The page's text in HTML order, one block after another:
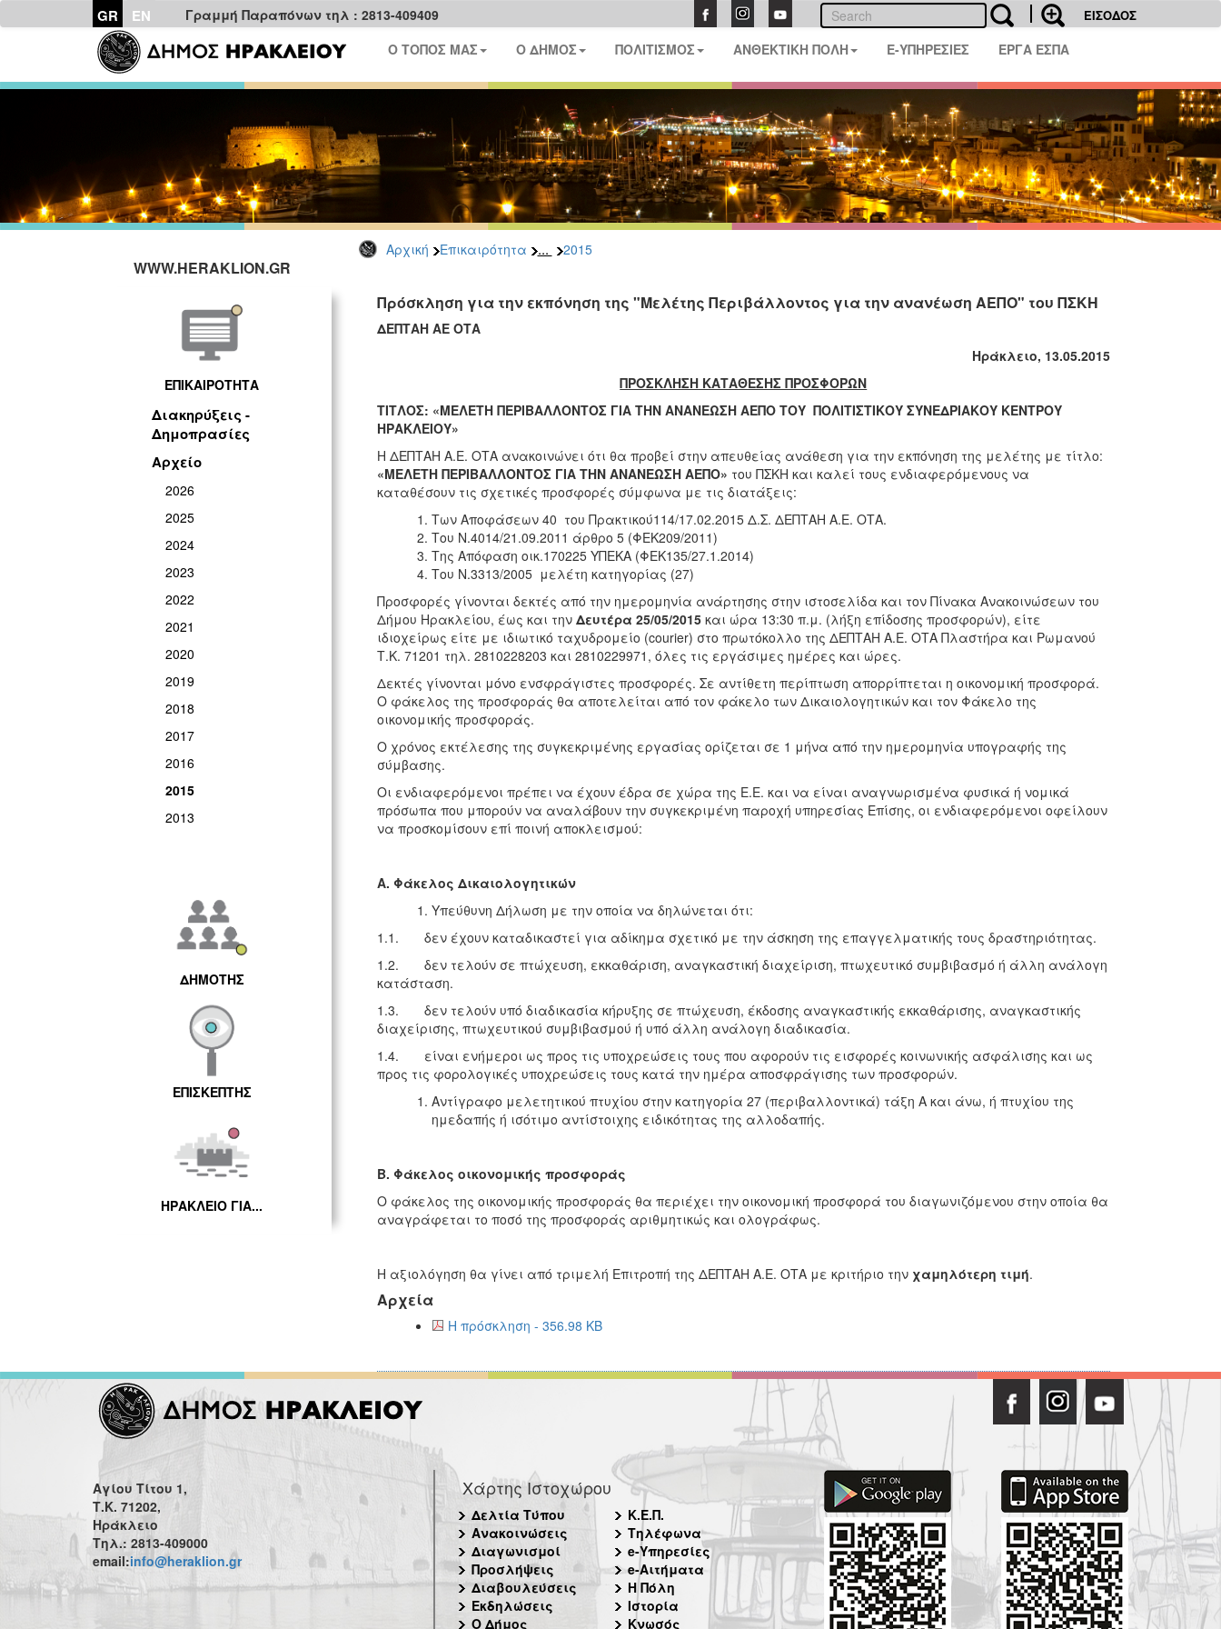
GR EN Γραμμή Παραπόνων τηλ : 2813-409409 ΕΙΣΟΔΟΣ
Ο ΤΟΠΟΣ ΜΑΣ Ο ΔΗΜΟΣ ΠΟΛΙΤΙΣΜΟΣ ΑΝΘΕΚΤΙΚΗ ΠΟΛΗ E-ΥΠΗΡΕΣΙΕΣ ΕΡΓΑ ΕΣΠΑ
Αρχική Επικαιρότητα ... 2015
WWW.HERAKLION.GR
ΕΠΙΚΑΙΡΟΤΗΤΑ
Διακηρύξεις -
Δημοπρασίες
Αρχείο
2026
2025
2024
2023
2022
2021
2020
2019
2018
2017
2016
2015
2013
ΔΗΜΟΤΗΣ
ΕΠΙΣΚΕΠΤΗΣ
ΗΡΑΚΛΕΙΟ ΓΙΑ...
Πρόσκληση για την εκπόνηση της "Μελέτης Περιβάλλοντος για την ανανέωση ΑΕΠΟ" του ΠΣΚΗ
ΔΕΠΤΑΗ ΑΕ ΟΤΑ
Ηράκλειο, 13.05.2015
ΠΡΟΣΚΛΗΣΗ ΚΑΤΑΘΕΣΗΣ ΠΡΟΣΦΟΡΩΝ
ΤΙΤΛΟΣ: «ΜΕΛΕΤΗ ΠΕΡΙΒΑΛΛΟΝΤΟΣ ΓΙΑ ΤΗΝ ΑΝΑΝΕΩΣΗ ΑΕΠΟ ΤΟΥ ΠΟΛΙΤΙΣΤΙΚΟΥ ΣΥΝΕΔΡΙΑΚΟΥ ΚΕΝΤΡΟΥ
ΗΡΑΚΛΕΙΟΥ»
Η ΔΕΠΤΑΗ Α.Ε. ΟΤΑ ανακοινώνει ότι θα προβεί στην απευθείας ανάθεση για την εκπόνηση της μελέτης με τίτλο:
«ΜΕΛΕΤΗ ΠΕΡΙΒΑΛΛΟΝΤΟΣ ΓΙΑ ΤΗΝ ΑΝΑΝΕΩΣΗ ΑΕΠΟ» του ΠΣΚΗ και καλεί τους ενδιαφερόμενους να
καταθέσουν τις σχετικές προσφορές σύμφωνα με τις διατάξεις:
Των Αποφάσεων 40 του Πρακτικού114/17.02.2015 Δ.Σ. ΔΕΠΤΑΗ Α.Ε. ΟΤΑ.
Του Ν.4014/21.09.2011 άρθρο 5 (ΦΕΚ209/2011)
Της Απόφαση οικ.170225 ΥΠΕΚΑ (ΦΕΚ135/27.1.2014)
Του Ν.3313/2005 μελέτη κατηγορίας (27)
Προσφορές γίνονται δεκτές από την ημερομηνία ανάρτησης στην ιστοσελίδα και τον Πίνακα Ανακοινώσεων του
Δήμου Ηρακλείου, έως και την Δευτέρα 25/05/2015 και ώρα 13:30 π.μ. (λήξη επίδοσης προσφορών), είτε
ιδιοχείρως είτε με ιδιωτικό ταχυδρομείο (courier) στο πρωτόκολλο της ΔΕΠΤΑΗ Α.Ε. ΟΤΑ Πλαστήρα και Ρωμανού
Τ.Κ. 71201 τηλ. 2810228203 και 2810229971, όλες τις εργάσιμες ημέρες και ώρες.
Δεκτές γίνονται μόνο ενσφράγιστες προσφορές. Σε αντίθετη περίπτωση απορρίπτεται η οικονομική προσφορά.
Ο φάκελος της προσφοράς θα αποτελείται από τον φάκελο των Δικαιολογητικών και τον Φάκελο της
οικονομικής προσφοράς.
Ο χρόνος εκτέλεσης της συγκεκριμένης εργασίας ορίζεται σε 1 μήνα από την ημερομηνία υπογραφής της
σύμβασης.
Οι ενδιαφερόμενοι πρέπει να έχουν έδρα σε χώρα της Ε.Ε. και να είναι αναγνωρισμένα φυσικά ή νομικά
πρόσωπα που μπορούν να αναλάβουν την συγκεκριμένη παροχή υπηρεσίας Επίσης, οι ενδιαφερόμενοι οφείλουν
να προσκομίσουν επί ποινή αποκλεισμού:
Α. Φάκελος Δικαιολογητικών
Υπεύθυνη Δήλωση με την οποία να δηλώνεται ότι:
1.1. δεν έχουν καταδικαστεί για αδίκημα σχετικό με την άσκηση της επαγγελματικής τους δραστηριότητας.
1.2. δεν τελούν σε πτώχευση, εκκαθάριση, αναγκαστική διαχείριση, πτωχευτικό συμβιβασμό ή άλλη ανάλογη
κατάσταση.
1.3. δεν τελούν υπό διαδικασία κήρυξης σε πτώχευση, έκδοσης αναγκαστικής εκκαθάρισης, αναγκαστικής
διαχείρισης, πτωχευτικού συμβιβασμού ή υπό άλλη ανάλογη διαδικασία.
1.4. είναι ενήμεροι ως προς τις υποχρεώσεις τους που αφορούν τις εισφορές κοινωνικής ασφάλισης και ως
προς τις φορολογικές υποχρεώσεις τους κατά την ημέρα αποσφράγισης των προσφορών.
Αντίγραφο μελετητικού πτυχίου στην κατηγορία 27 (περιβαλλοντικά) τάξη Α και άνω, ή πτυχίου της
ημεδαπής ή ισότιμο αντίστοιχης ειδικότητας της αλλοδαπής.
Β. Φάκελος οικονομικής προσφοράς
Ο φάκελος της οικονομικής προσφοράς θα περιέχει την οικονομική προσφορά του διαγωνιζόμενου στην οποία θα
αναγράφεται το ποσό της προσφοράς αριθμητικώς και ολογράφως.
Η αξιολόγηση θα γίνει από τριμελή Επιτροπή της ΔΕΠΤΑΗ Α.Ε. ΟΤΑ με κριτήριο την χαμηλότερη τιμή.
Αρχεία
Η πρόσκληση - 356.98 KB
Αγίου Τίτου 1,
Τ.Κ. 71202,
Ηράκλειο
Τηλ.: 2813-409000
email:info@heraklion.gr
Χάρτης Ιστοχώρου
Δελτία Τύπου
Ανακοινώσεις
Διαγωνισμοί
Προσλήψεις
Διαβουλεύσεις
Εκδηλώσεις
Ο Δήμος
Κ.Ε.Π.
Τηλέφωνα
e-Υπηρεσίες
e-Αιτήματα
Η Πόλη
Ιστορία
Κνωσός